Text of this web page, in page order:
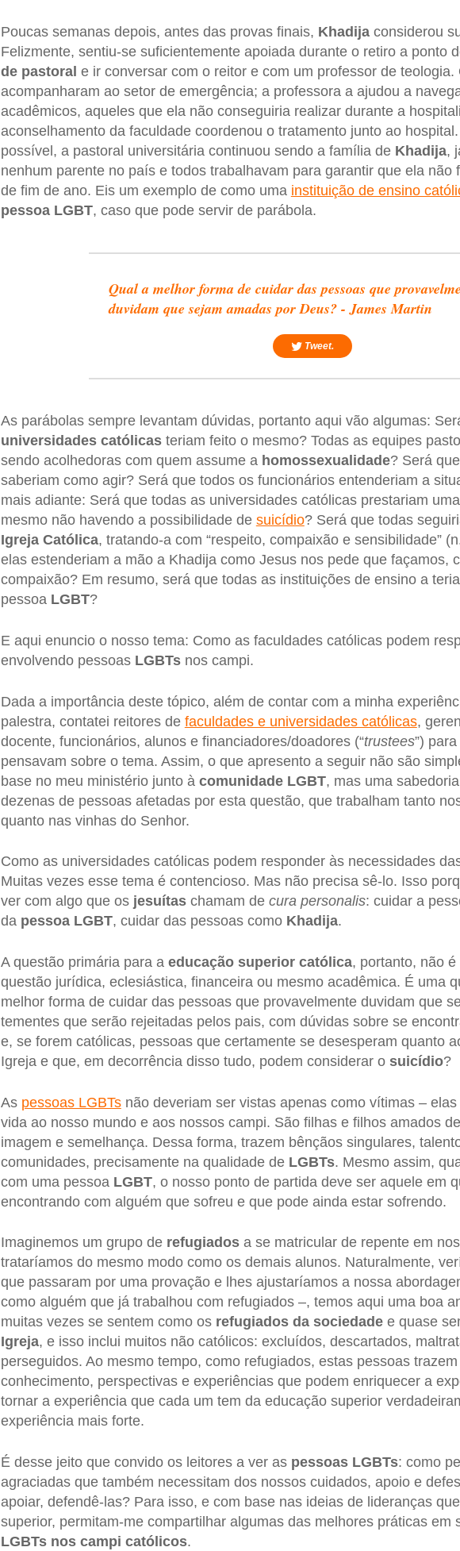
Poucas semanas depois, antes das provas finais, Khadijaconsiderou
Felizmente, sentiu-se suficientemente apoiada durante o retiro a ponto
de pastoral e ir conversar com o reitor e com um professor de
acompanharam ao setor de emergência; a professora a ajudou a
acadêmicos, aqueles que ela não conseguiria realizar durante a
aconselhamento da faculdade coordenou o tratamento junto ao
possível, a pastoral universitária continuou sendo a família de Khadija,
nenhum parente no país e todos trabalhavam para garantir que ela não
de fim de ano. Eis um exemplo de como uma instituição de ensino
pessoa LGBT, caso que pode servir de parábola.
Qual a melhor forma de cuidar das pessoas que
duvidam que sejam amadas por Deus? - James Martin
Tweet.
As parábolas sempre levantam dúvidas, portanto aqui vão algumas:
universidades católicasteriam feito o mesmo? Todas as equipes
sendo acolhedoras com quem assume a homossexualidade? Será
saberiam como agir? Será que todos os funcionários entenderiam a
mais adiante: Será que todas as universidades católicas prestariam
mesmo não havendo a possibilidade de suicídio? Será que todas
Igreja Católica, tratando-a com “respeito, compaixão e sensibilidade”
elas estenderiam a mão a Khadija como Jesus nos pede que façamos,
compaixão? Em resumo, será que todas as instituições de ensino a
pessoa LGBT?
E aqui enuncio o nosso tema: Como as faculdades católicas podem
envolvendo pessoas LGBTsnos campi.
Dada a importância deste tópico, além de contar com a minha
palestra, contatei reitores de faculdades e universidades católicas,
docente, funcionários, alunos e financiadores/doadores (“trustees”)
pensavam sobre o tema. Assim, o que apresento a seguir não são
base no meu ministério junto à comunidade LGBT, mas uma
dezenas de pessoas afetadas por esta questão, que trabalham tanto
quanto nas vinhas do Senhor.
Como as universidades católicas podem responder às necessidades
Muitas vezes esse tema é contencioso. Mas não precisa sê-lo. Isso
ver com algo que os jesuítaschamam de cura personalis: cuidar a
da pessoa LGBT, cuidar das pessoas como Khadija.
A questão primária para a educação superior católica, portanto, não
questão jurídica, eclesiástica, financeira ou mesmo acadêmica. É uma
melhor forma de cuidar das pessoas que provavelmente duvidam que
tementes que serão rejeitadas pelos pais, com dúvidas sobre se
e, se forem católicas, pessoas que certamente se desesperam quanto
Igreja e que, em decorrência disso tudo, podem considerar o suicídio?
As pessoas LGBTsnão deveriam ser vistas apenas como vítimas –
vida ao nosso mundo e aos nossos campi. São filhas e filhos amados
imagem e semelhança. Dessa forma, trazem bênçãos singulares,
comunidades, precisamente na qualidade de LGBTs. Mesmo assim,
com uma pessoa LGBT, o nosso ponto de partida deve ser aquele em
encontrando com alguém que sofreu e que pode ainda estar sofrendo.
Imaginemos um grupo de refugiadosa se matricular de repente em
trataríamos do mesmo modo como os demais alunos. Naturalmente,
que passaram por uma provação e lhes ajustaríamos a nossa
como alguém que já trabalhou com refugiados –, temos aqui uma boa
muitas vezes se sentem como os refugiados da sociedadee quase
Igreja, e isso inclui muitos não católicos: excluídos, descartados,
perseguidos. Ao mesmo tempo, como refugiados, estas pessoas
conhecimento, perspectivas e experiências que podem enriquecer a
tornar a experiência que cada um tem da educação superior
experiência mais forte.
É desse jeito que convido os leitores a ver as pessoas LGBTs: como
agraciadas que também necessitam dos nossos cuidados, apoio e
apoiar, defendê-las? Para isso, e com base nas ideias de lideranças
superior, permitam-me compartilhar algumas das melhores práticas em
LGBTs nos campi católicos.